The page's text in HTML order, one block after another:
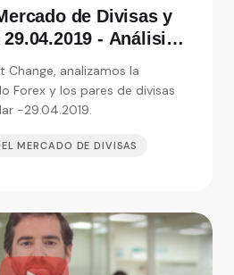
de Divisas y
- Análisis
expertos en cambio
Change, analizamos la
Forex y los pares de divisas
-29.04.2019.
MERCADO DE DIVISAS